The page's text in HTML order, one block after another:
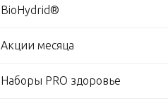
BioHydrid®
Акции месяца
Наборы PRO здоровье